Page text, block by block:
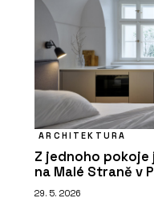
ARCHITEKTURA
Z jednoho
na Malé Straně v
29. 5. 2026